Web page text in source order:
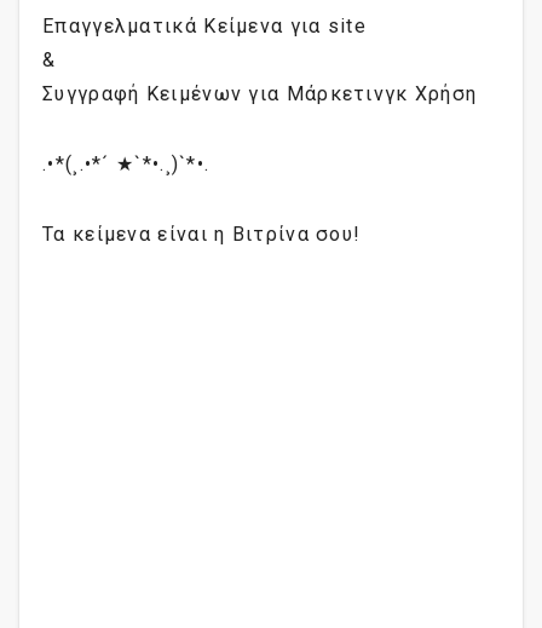
Επαγγελματικά Κείμενα για site
&
Συγγραφή Κειμένων για Μάρκετινγκ Χρήση
.•*(¸.•*´ ★`*•.¸)`*•.
Τα κείμενα είναι η Βιτρίνα σου!